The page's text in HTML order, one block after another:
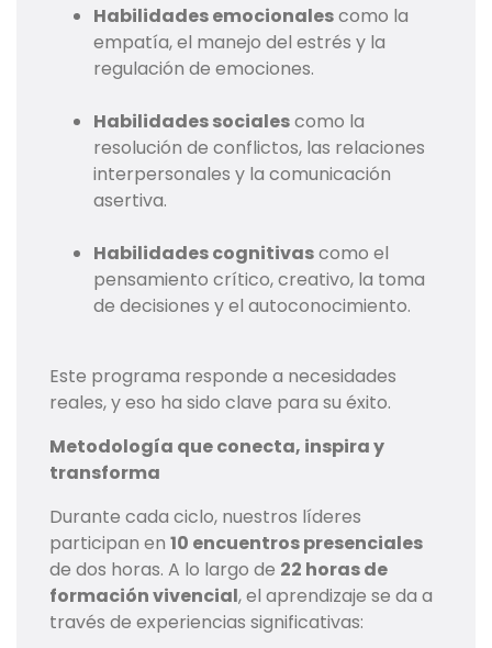
Habilidades emocionalescomo la
empatía, el manejo del estrés y la
regulación de emociones.
Habilidades socialescomo la
resolución de conflictos, las relaciones
interpersonales y la comunicación
asertiva.
Habilidades cognitivascomo el
pensamiento crítico, creativo, la toma
de decisiones y el autoconocimiento.
Este programa responde a necesidades
reales, y eso ha sido clave para su éxito.
Metodología que conecta, inspira y
transforma
Durante cada ciclo, nuestros líderes
participan en 10 encuentros presenciales
de dos horas. A lo largo de 22 horas de
formación vivencial, el aprendizaje se da a
través de experiencias significativas: